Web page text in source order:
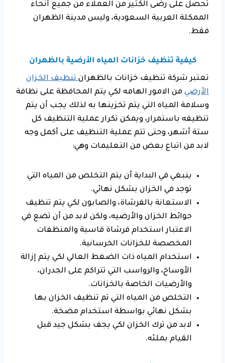
تحصل على رضى الكثير من العملاء من جميع أنحاء
الممكلة العربية السعودية، وليس مدينة الظهران
فقط.
كيفية تنظيف خزانات المياه الأرضية بالظهران
تعتبر شركة تنظيف خزانات بالظهرانتنظيف الخزان
الأرضي من الامور الهامه لكي يتم المحافظة على نظافة
وسلامة المياه التي يتم تخزينها به لذلك يجب أن يتم
تنظيفه باستمرار، ويمكن تكرار عملية التنظيف كل
ستة أشهر، وحتى تتم عملية التنظيف على أكمل وجه
لابد من اتباع بعض من التعليمات وهي:
ينبغي في البداية أن يتم التخلص من المياه التي
توجد في الخزان بشكل نهائي.
الاستعانة بالفرشاة، والصابون لكي يتم تنظيف
حوائط الخزان والأرضيه، ولكن لابد من أن تضع في
الاعتبار استخدام فرشاة قاسية والمنظفات
المخصصة للخزانات الخرسانية.
استخدام المياه ذات الضغط العالي لكي يتم إزالة
الأوساخ، والرواسب التي تتراكم على الجدران،
والأرضيات الخاصة بالخزانات.
التخلص من المياه التي تم تنظيف الخزان بها
بشكل نهائي بواسطة استخدام مضخة.
لابد من ترك الخزان لكي يجف بشكل جيد قبل
القيام بملئه.